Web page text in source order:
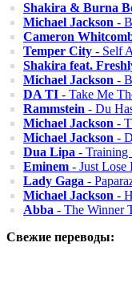
Shakira & Burna
Michael Jackson -
Cameron
Temper City - Self
Shakira feat.
Michael Jackson -
DA TI - Take Me
Rammstein - Du
Michael Jackson -
Michael Jackson -
Dua Lipa - Training
Eminem - Just Lose
Lady Gaga -
Michael Jackson -
Abba - The Winner
Свежие переводы: